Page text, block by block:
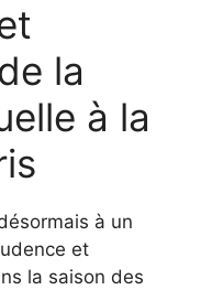
la
à la
à un
et
la saison des